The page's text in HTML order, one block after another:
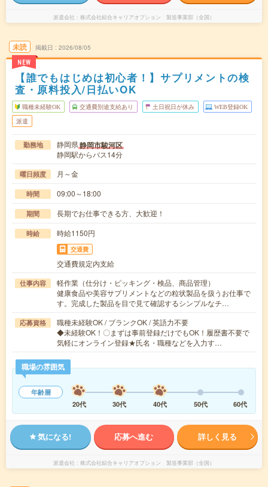
派遣会社 株式会社綜合キャリアオプション 製造事業部（全国）
未読
NEW
掲載日 2026/08/05
【誰でもはじめは初心者！】サプリメントの検
査・原料投入/日払いOK
職種未経験OK 交通費別途支給あり 土日祝日が休み WEB登録OK
派遣
勤務地 静岡県静岡市駿河区
静岡駅からバス14分
曜日頻度 月～金
時間 09:00～18:00
期間 長期でお仕事できる方、大歓迎！
時給 時給1150円
交通費
交通費規定内支給
仕事内容
軽作業（仕分け・ピッキング・検品、商品管理）
健康食品や美容サプリメントなどの粒状製品を扱うお仕事で
す。完成した製品を目で見て確認するシンプルなチ…
応募資格
職種未経験OK / ブランクOK / 英語力不要
◆未経験OK！〇まずは事前登録だけでもOK！履歴書不要で
気軽にオンライン登録★氏名・職種などを入力す…
職場の雰囲気
年齢層
20代
30代 40代 50代 60代
気になる! 応募へ進む 詳しく見る
派遣会社 株式会社綜合キャリアオプション 製造事業部（全国）